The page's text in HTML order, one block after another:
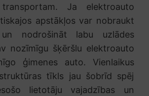
transportam. Ja elektroauto
apstākļos var nobraukt
nodrošināt labu uzlādes
nozīmīgu šķēršlu elektroauto
ģimenes auto. Vienlaikus
tīkls jau šobrīd spēj
lietotāju vajadzības un